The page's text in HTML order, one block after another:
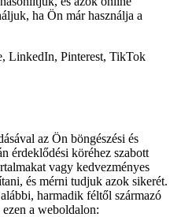
ha Ön már használja a
LinkedIn, Pinterest, TikTok
az Ön böngészési és
érdeklődési köréhez szabott
vagy kedvezményes
és mérni tudjuk azok sikerét.
harmadik féltől származó
a weboldalon: